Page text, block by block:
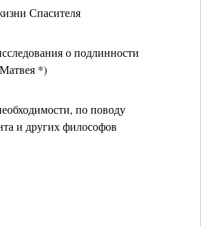
Спасителя
о подлинности
*)
по поводу
и других философов